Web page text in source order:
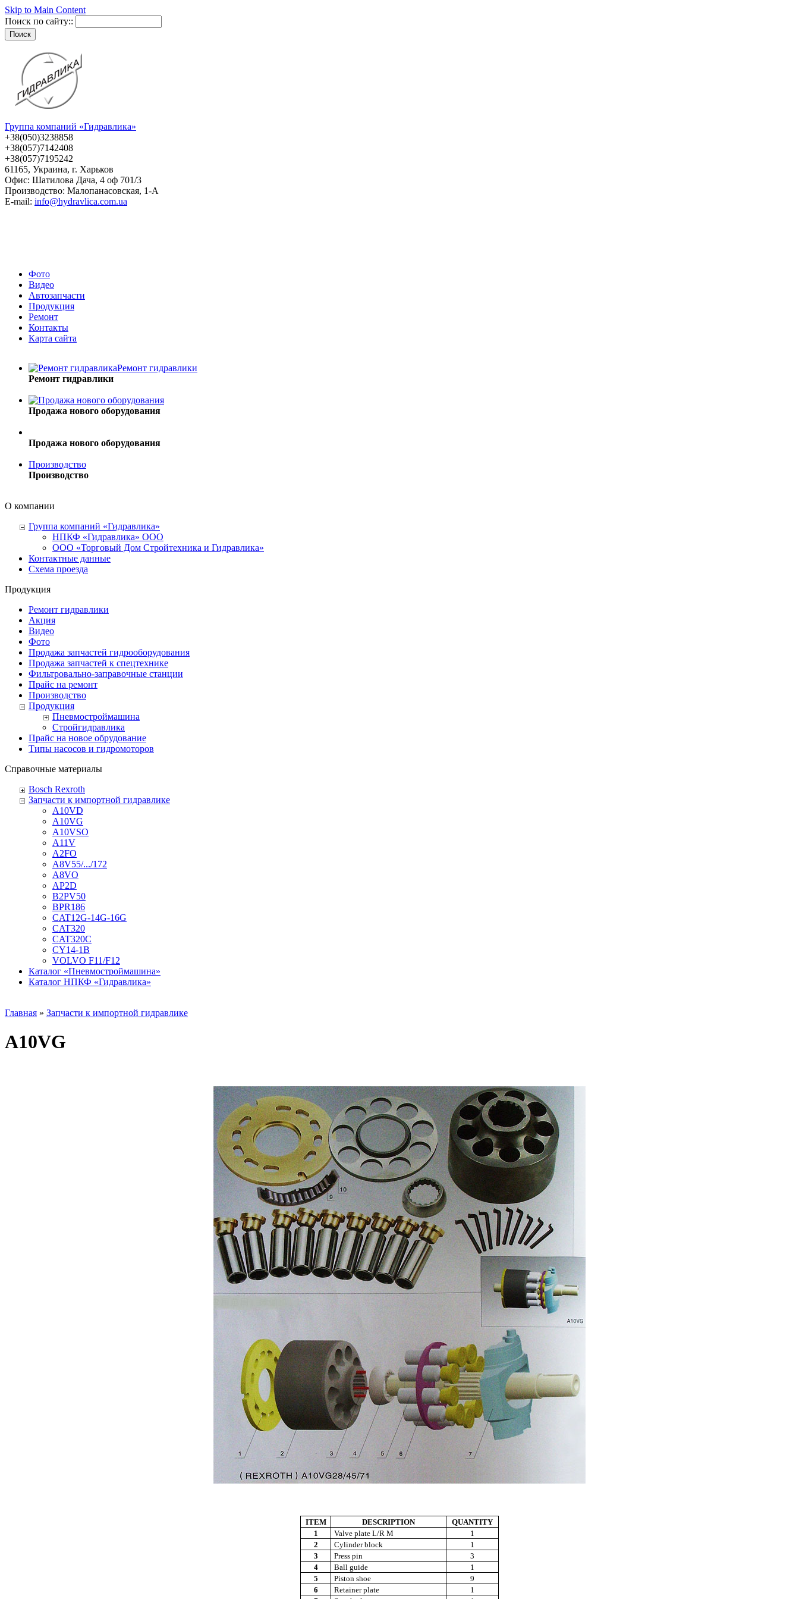
Skip to Main Content
Поиск по сайту::
Группа компаний «Гидравлика»
+38(050)3238858
+38(057)7142408
+38(057)7195242
61165, Украина, г. Харьков
Офис: Шатилова Дача, 4 оф 701/3
Производство: Малопанасовская, 1-А
E-mail: info@hydravlica.com.ua
Фото
Видео
Автозапчасти
Продукция
Ремонт
Контакты
Карта сайта
Ремонт гидравлики
Ремонт гидравлики
Продажа нового оборудования
Продажа нового оборудования
Производство
Производство
О компании
Группа компаний «Гидравлика»
НПКФ «Гидравлика» ООО
ООО «Торговый Дом Стройтехника и Гидравлика»
Контактные данные
Схема проезда
Продукция
Ремонт гидравлики
Акция
Видео
Фото
Продажа запчастей гидрооборудования
Продажа запчастей к спецтехнике
Фильтровально-заправочные станции
Прайс на ремонт
Производство
Продукция
Пневмостроймашина
Стройгидравлика
Прайс на новое обрудование
Типы насосов и гидромоторов
Справочные материалы
Bosсh Rexroth
Запчасти к импортной гидравлике
A10VD
A10VG
A10VSO
A11V
A2FO
A8V55/.../172
A8VO
AP2D
B2PV50
BPR186
CAT12G-14G-16G
CAT320
CAT320C
CY14-1B
VOLVO F11/F12
Каталог «Пневмостроймашина»
Каталог НПКФ «Гидравлика»
Главная » Запчасти к импортной гидравлике
A10VG
ITEM DESCRIPTION
QUANTITY
1
Valve plate L/R M
1
2
Cylinder block
1
3
Press pin
3
4
Ball guide
1
5
Piston shoe
9
6
Retainer plate
1